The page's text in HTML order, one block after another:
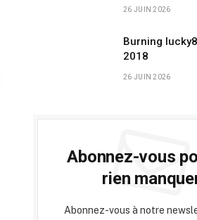
26 JUIN 2026
Burning
2018
26 JUIN 2026
Abonnez-vous
rien
Abonnez-vous à notre